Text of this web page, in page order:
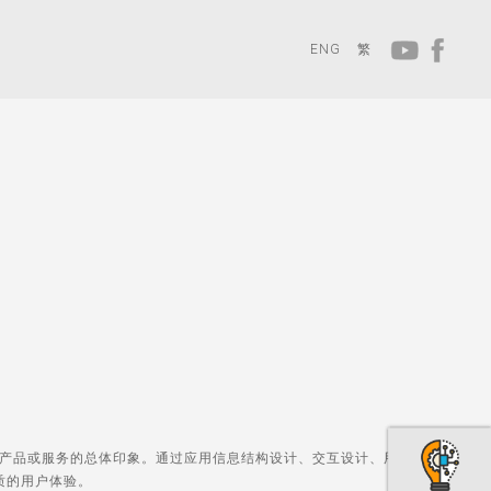
ENG 繁
或服务的总体印象。通过应用信息结构设计、交互设计、用户界面设计、
用户体验。